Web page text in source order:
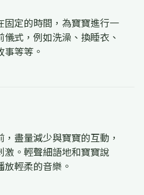
固定的時間，為寶寶進行一
儀式，例如洗澡、換睡衣、
等等。
，盡量減少與寶寶的互動，
激。輕聲細語地和寶寶說
放輕柔的音樂。